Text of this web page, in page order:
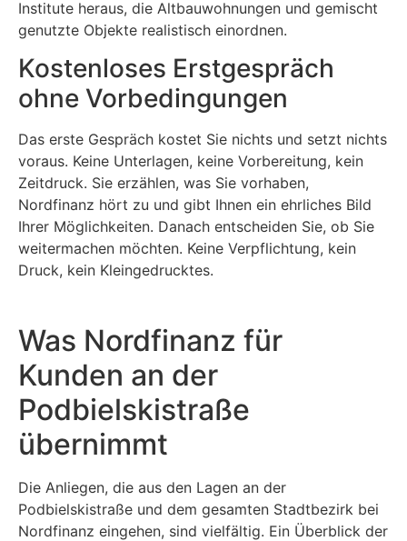
Institute heraus, die Altbauwohnungen und gemischt
genutzte Objekte realistisch einordnen.
Kostenloses Erstgespräch
ohne Vorbedingungen
Das erste Gespräch kostet Sie nichts und setzt nichts
voraus. Keine Unterlagen, keine Vorbereitung, kein
Zeitdruck. Sie erzählen, was Sie vorhaben,
Nordfinanz hört zu und gibt Ihnen ein ehrliches Bild
Ihrer Möglichkeiten. Danach entscheiden Sie, ob Sie
weitermachen möchten. Keine Verpflichtung, kein
Druck, kein Kleingedrucktes.
Was Nordfinanz für
Kunden an der
Podbielskistraße
übernimmt
Die Anliegen, die aus den Lagen an der
Podbielskistraße und dem gesamten Stadtbezirk bei
Nordfinanz eingehen, sind vielfältig. Ein Überblick der